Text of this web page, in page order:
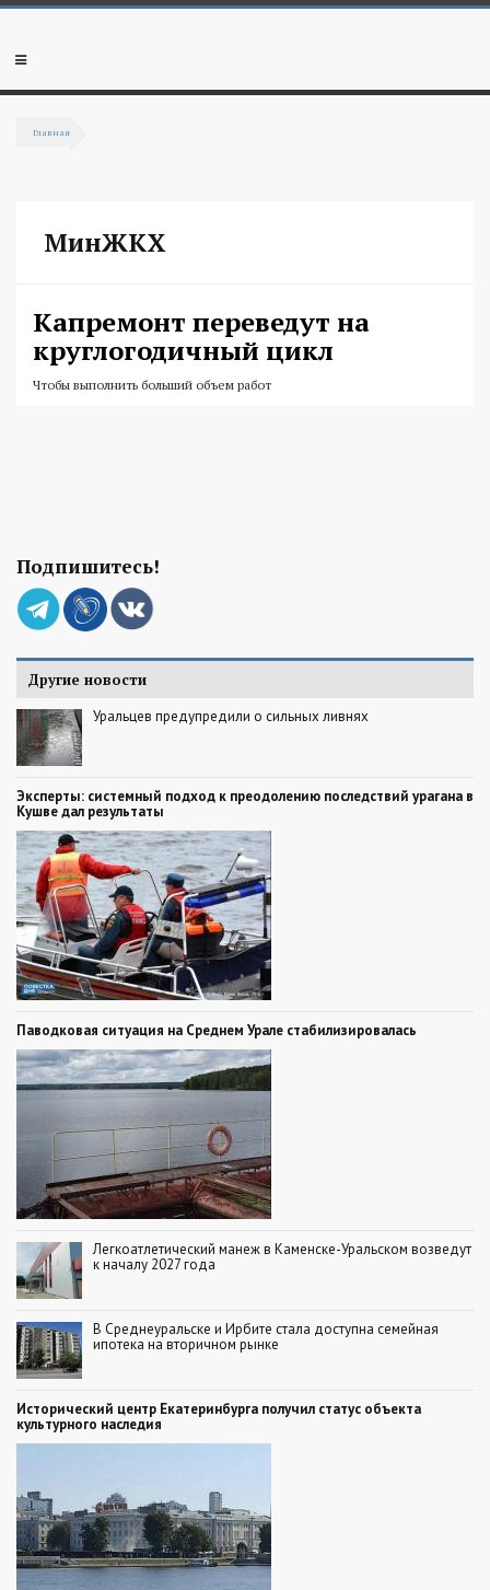
Перейти к основному содержанию
Мобильное
Главная
МинЖКХ
Капремонт переведут на
круглогодичный цикл
Чтобы выполнить больший объем работ
Подпишитесь!
Другие новости
Уральцев предупредили о сильных ливнях
Эксперты: системный подход к преодолению последствий урагана в
Кушве дал результаты
Паводковая ситуация на Среднем Урале стабилизировалась
Легкоатлетический манеж в Каменске-Уральском возведут
к началу 2027 года
В Среднеуральске и Ирбите стала доступна семейная
ипотека на вторичном рынке
Исторический центр Екатеринбурга получил статус объекта
культурного наследия